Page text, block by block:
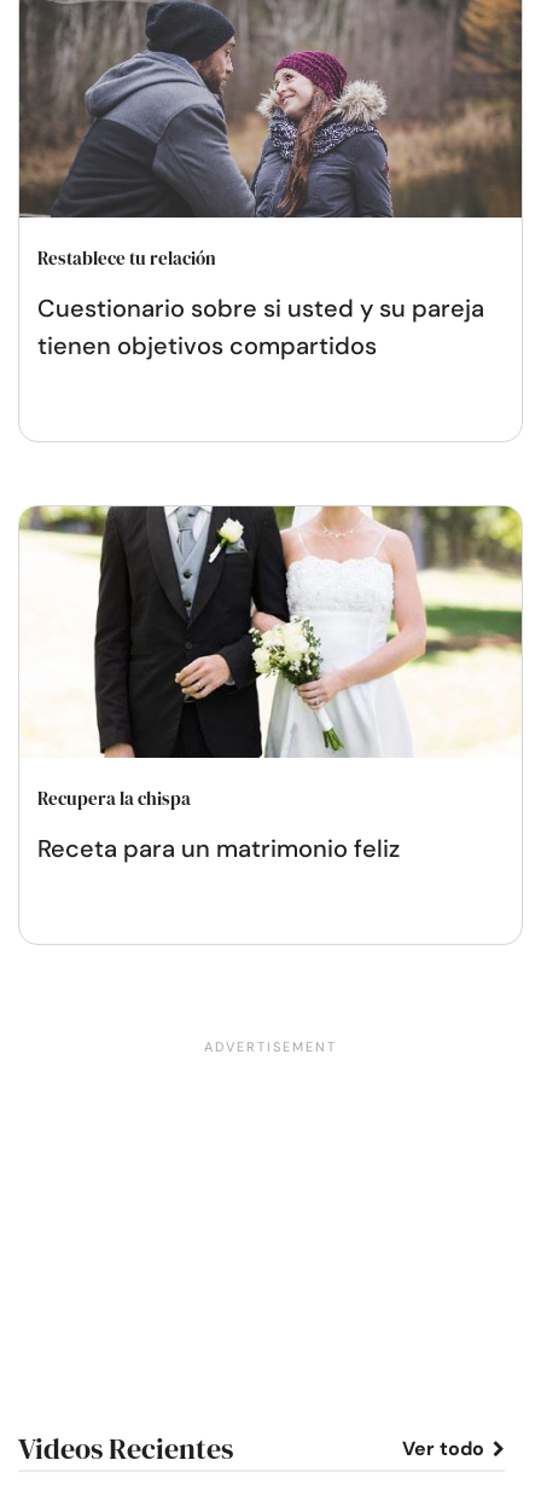
Restablece tu relación
Cuestionario sobre si usted y su pareja
tienen objetivos compartidos
Recupera la chispa
Receta para un matrimonio feliz
Videos Recientes Ver todo